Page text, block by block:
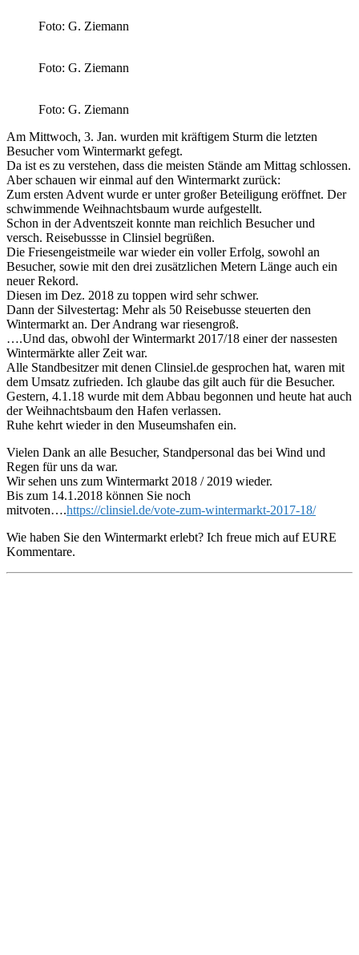
Foto: G. Ziemann
Foto: G. Ziemann
Foto: G. Ziemann
Am Mittwoch, 3. Jan. wurden mit kräftigem Sturm die letzten
Besucher vom Wintermarkt gefegt.
Da ist es zu verstehen, dass die meisten Stände am Mittag schlossen.
Aber schauen wir einmal auf den Wintermarkt zurück:
Zum ersten Advent wurde er unter großer Beteiligung eröffnet. Der
schwimmende Weihnachtsbaum wurde aufgestellt.
Schon in der Adventszeit konnte man reichlich Besucher und
versch. Reisebussse in Clinsiel begrüßen.
Die Friesengeistmeile war wieder ein voller Erfolg, sowohl an
Besucher, sowie mit den drei zusätzlichen Metern Länge auch ein
neuer Rekord.
Diesen im Dez. 2018 zu toppen wird sehr schwer.
Dann der Silvestertag: Mehr als 50 Reisebusse steuerten den
Wintermarkt an. Der Andrang war riesengroß.
….Und das, obwohl der Wintermarkt 2017/18 einer der nassesten
Wintermärkte aller Zeit war.
Alle Standbesitzer mit denen Clinsiel.de gesprochen hat, waren mit
dem Umsatz zufrieden. Ich glaube das gilt auch für die Besucher.
Gestern, 4.1.18 wurde mit dem Abbau begonnen und heute hat auch
der Weihnachtsbaum den Hafen verlassen.
Ruhe kehrt wieder in den Museumshafen ein.
Vielen Dank an alle Besucher, Standpersonal das bei Wind und
Regen für uns da war.
Wir sehen uns zum Wintermarkt 2018 / 2019 wieder.
Bis zum 14.1.2018 können Sie noch
mitvoten….https://clinsiel.de/vote-zum-wintermarkt-2017-18/
Wie haben Sie den Wintermarkt erlebt? Ich freue mich auf EURE
Kommentare.